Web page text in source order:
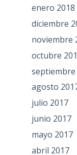
enero 2018
diciembre
noviembre
octubre
septiembre
agosto
julio 2017
junio 2017
mayo 2017
abril 2017